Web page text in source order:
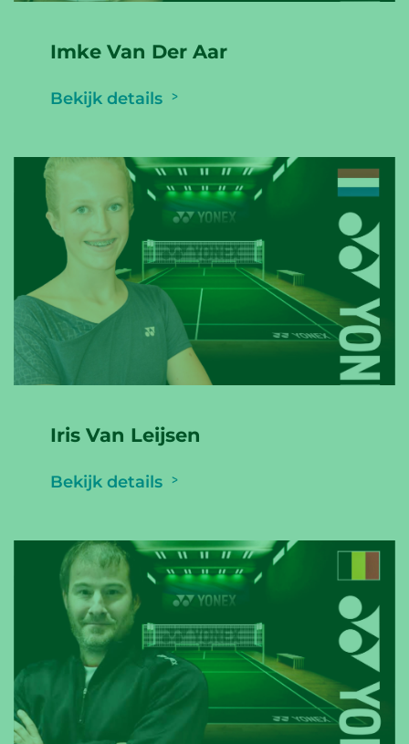
Imke Van Der Aar
Bekijk details
Iris Van Leijsen
Bekijk details